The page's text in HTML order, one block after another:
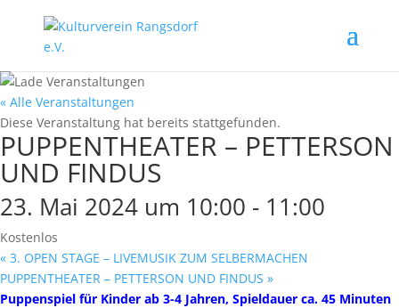
« Alle Veranstaltungen
Diese Veranstaltung hat bereits stattgefunden.
PUPPENTHEATER – PETTERSON
UND FINDUS
23. Mai 2024 um 10:00 - 11:00
Kostenlos
« 3. OPEN STAGE – LIVEMUSIK ZUM SELBERMACHEN
PUPPENTHEATER – PETTERSON UND FINDUS »
Puppenspiel für Kinder ab 3-4 Jahren, Spieldauer ca. 45 Minuten